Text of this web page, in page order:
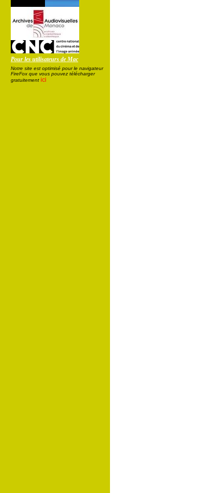
Pour les utilisateurs de Mac
Notre site est optimisé pour le navigateur
FireFox que vous pouvez télécharger
gratuitement ici